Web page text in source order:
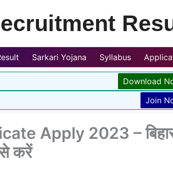
Sarkari Yojana Syllabus
Download
Join
Apply 2023 –
करें